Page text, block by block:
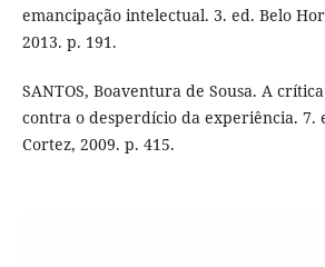
emancipação intelectual. 3. ed. Belo
2013. p. 191.
SANTOS, Boaventura de Sousa. A
contra o desperdício da experiência. 7.
Cortez, 2009. p. 415.